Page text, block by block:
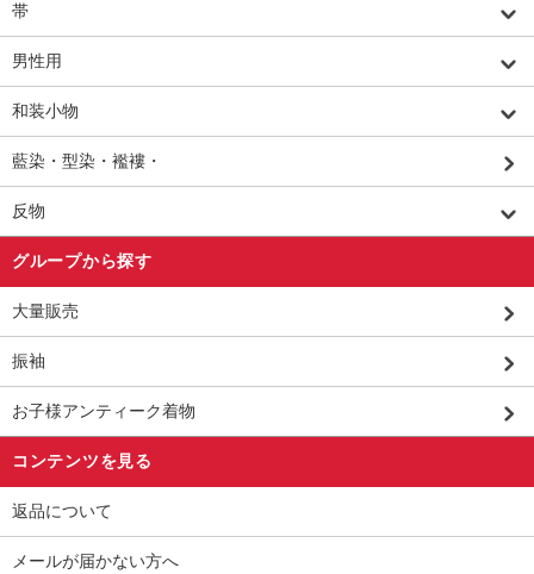
帯
男性用
和装小物
藍染・型染・襤褸・
反物
グループから探す
大量販売
振袖
お子様アンティーク着物
コンテンツを見る
返品について
メールが届かない方へ